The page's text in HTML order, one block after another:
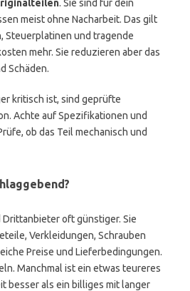
. Sie sind für dein
meist ohne Nacharbeit. Das gilt
Steuerplatinen und tragende
mehr. Sie reduzieren aber das
Schäden.
kritisch ist, sind geprüfte
Achte auf Spezifikationen und
ob das Teil mechanisch und
oft günstiger. Sie
Verkleidungen, Schrauben
Preise und Lieferbedingungen.
Manchmal ist ein etwas teureres
besser als ein billiges mit langer